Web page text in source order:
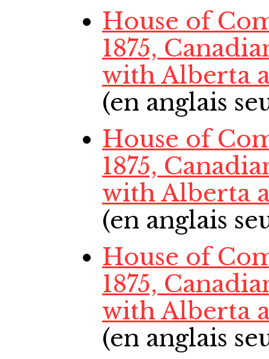
House of
1875,
with Alberta
(en anglais
House of
1875,
with Alberta
(en anglais
House of
1875,
with Alberta
(en anglais